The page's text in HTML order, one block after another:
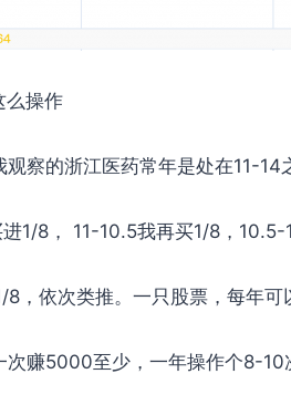
么操作
察的浙江医药常年是处在11-14
1/8， 11-10.5我再买1/8，
，依次类推。一只股票，每年可
赚5000至少，一年操作个8-10